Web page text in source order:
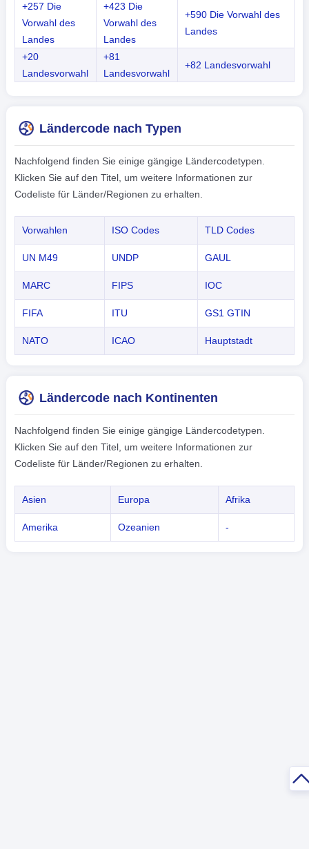
+257 Die
Vorwahl des
Landes
+423 Die
Vorwahl des
Landes
+590 Die Vorwahl des
Landes
+20
Landesvorwahl
+81
Landesvorwahl
+82 Landesvorwahl
Ländercode nach Typen
Nachfolgend finden Sie einige gängige Ländercodetypen.
Klicken Sie auf den Titel, um weitere Informationen zur
Codeliste für Länder/Regionen zu erhalten.
Vorwahlen ISO Codes TLD Codes
UN M49 UNDP GAUL
MARC FIPS IOC
FIFA ITU GS1 GTIN
NATO ICAO Hauptstadt
Ländercode nach Kontinenten
Nachfolgend finden Sie einige gängige Ländercodetypen.
Klicken Sie auf den Titel, um weitere Informationen zur
Codeliste für Länder/Regionen zu erhalten.
Asien Europa Afrika
Amerika Ozeanien -